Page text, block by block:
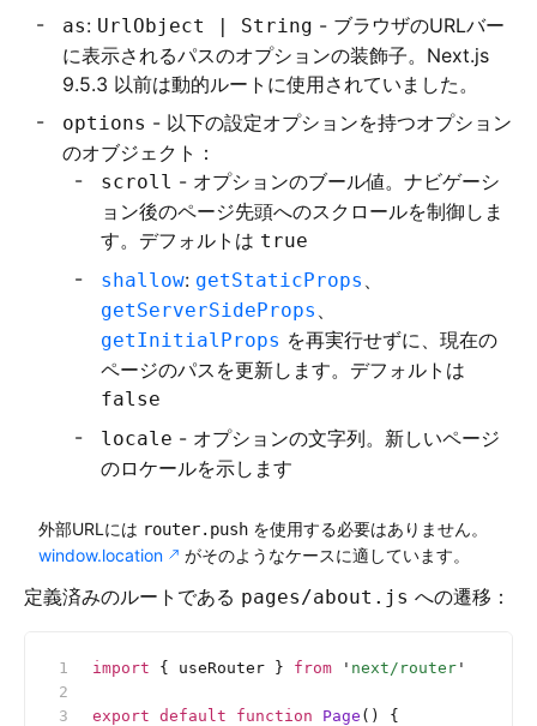
as: UrlObject | String - ブラウザのURLバー
に表示されるパスのオプションの装飾子。Next.js
9.5.3 以前は動的ルートに使用されていました。
options - 以下の設定オプションを持つオプション
のオブジェクト：
scroll - オプションのブール値。ナビゲーシ
ョン後のページ先頭へのスクロールを制御しま
す。デフォルトは true
shallow: getStaticProps 、
getServerSideProps 、
getInitialProps を再実行せずに、現在の
ページのパスを更新します。デフォルトは
false
locale - オプションの文字列。新しいページ
のロケールを示します
外部URLには router.push を使用する必要はありません。
window.location
がそのようなケースに適しています。
定義済みのルートである pages/about.js への遷移：
import { useRouter } from ' next/router '
export default function Page () {